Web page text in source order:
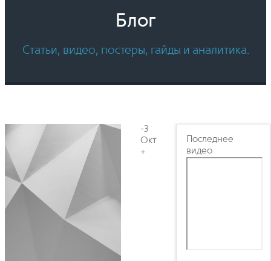
Блог
Статьи, видео, постеры, гайды и аналитика.
-3
Окт
+
Последнее
видео